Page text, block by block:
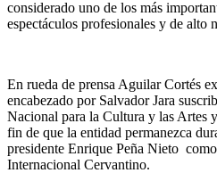
considerado uno de los más
espectáculos profesionales y de alto
En rueda de prensa Aguilar Cortés
encabezado por Salvador Jara
Nacional para la Cultura y las Artes
fin de que la entidad permanezca
presidente Enrique Peña Nieto
Internacional Cervantino.